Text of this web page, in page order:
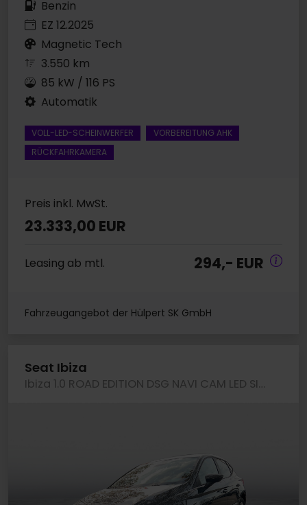
Benzin
EZ 12.2025
Magnetic Tech
3.550 km
85 kW / 116 PS
Automatik
VOLL-LED-SCHEINWERFER
VORBEREITUNG AHK
RÜCKFAHRKAMERA
Preis inkl. MwSt.
23.333,00 EUR
Leasing ab mtl. 294,- EUR
Fahrzeugangebot der Hülpert SK GmbH
Seat Ibiza
Ibiza 1.0 ROAD EDITION DSG NAVI CAM LED SITZHZG